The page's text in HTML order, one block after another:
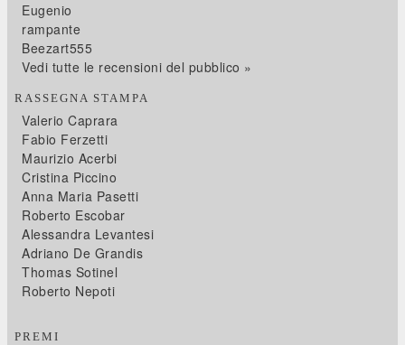
Eugenio
rampante
Beezart555
Vedi tutte le recensioni del pubblico »
RASSEGNA STAMPA
Valerio Caprara
Fabio Ferzetti
Maurizio Acerbi
Cristina Piccino
Anna Maria Pasetti
Roberto Escobar
Alessandra Levantesi
Adriano De Grandis
Thomas Sotinel
Roberto Nepoti
PREMI